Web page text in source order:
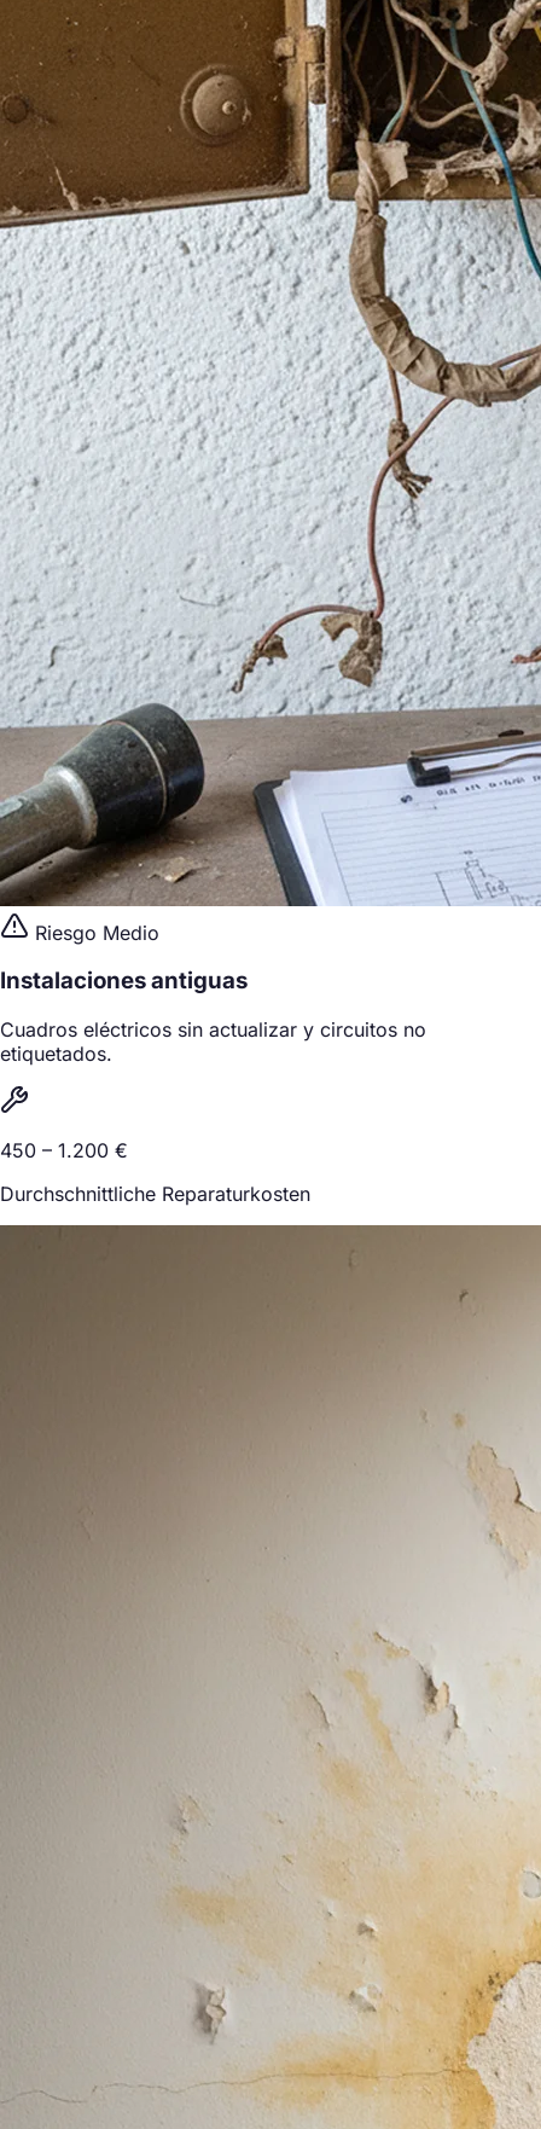
Riesgo Medio
Instalaciones antiguas
Cuadros eléctricos sin actualizar y circuitos no
etiquetados.
450 – 1.200 €
Durchschnittliche Reparaturkosten